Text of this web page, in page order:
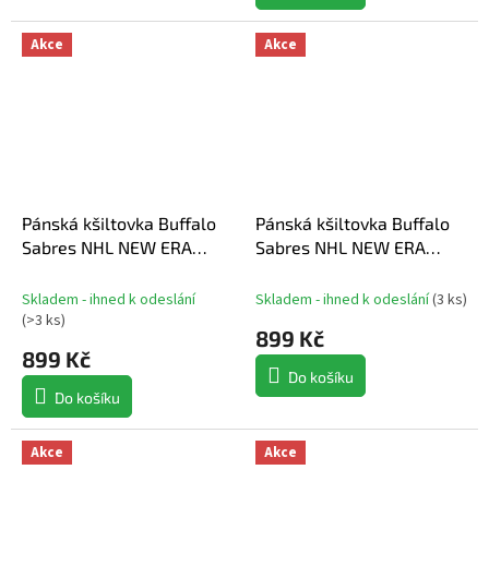
Akce
Pánská kšiltovka Buffalo
Sabres NHL NEW ERA
Skladem - ihned k odeslání
(>3 ks)
899 Kč
Do košíku
Akce
Pánská kšiltovka Buffalo
Sabres NHL NEW ERA
Skladem - ihned k odeslání(3 ks)
899 Kč
Do košíku
Akce Akce